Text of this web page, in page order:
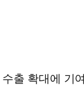
출 확대에 기